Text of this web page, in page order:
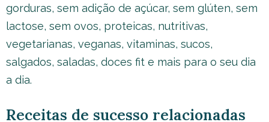
gorduras, sem adição de açúcar, sem glúten, sem
lactose, sem ovos, proteicas, nutritivas,
vegetarianas, veganas, vitaminas, sucos,
salgados, saladas, doces fit e mais para o seu dia
a dia.
Receitas de sucesso relacionadas